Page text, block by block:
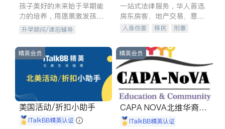
孩子美好的未来始于早期能
力的培养，用愿景激发孩子
的学习潜力和动力。理念：
拥有成长型心态是成功的基
石。
升学顾问/课后辅导
一站式法律服务，华人首选.
房东房客、地产交易、意外
伤害、车祸重伤、商业诉
建筑合同、刑事案件全包办
人身伤害 移民
刑事
信托/遗嘱
商业
索赔
律师-其它 保释
精英会员
美国活动/折扣小助手
iTalkBB精英认证
精英会员
CAPA NOVA北维华裔家
长会iTalkBB精英认证